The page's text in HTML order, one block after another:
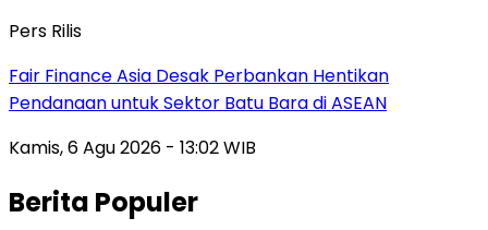
Pers Rilis
Fair Finance Asia Desak Perbankan Hentikan
Pendanaan untuk Sektor Batu Bara di ASEAN
Kamis, 6 Agu 2026 - 13:02 WIB
Berita Populer